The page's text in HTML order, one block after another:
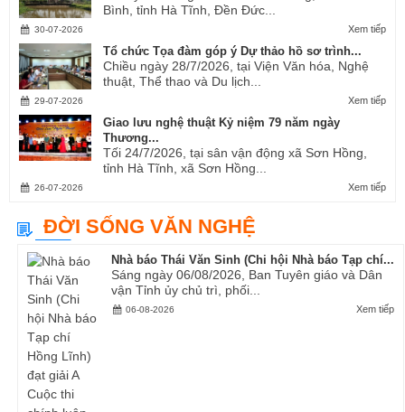
Bình, tỉnh Hà Tĩnh, Đền Đức...
Xem tiếp
30-07-2026
Tổ chức Tọa đàm góp ý Dự thảo hồ sơ trình...
Chiều ngày 28/7/2026, tại Viện Văn hóa, Nghệ
thuật, Thể thao và Du lịch...
Xem tiếp
29-07-2026
Giao lưu nghệ thuật Kỷ niệm 79 năm ngày
Thương...
Tối 24/7/2026, tại sân vận động xã Sơn Hồng,
tỉnh Hà Tĩnh, xã Sơn Hồng...
Xem tiếp
26-07-2026
ĐỜI SỐNG VĂN NGHỆ
Nhà báo Thái Văn Sinh (Chi hội Nhà báo Tạp chí...
Sáng ngày 06/08/2026, Ban Tuyên giáo và Dân
vận Tỉnh ủy chủ trì, phối...
Xem tiếp
06-08-2026